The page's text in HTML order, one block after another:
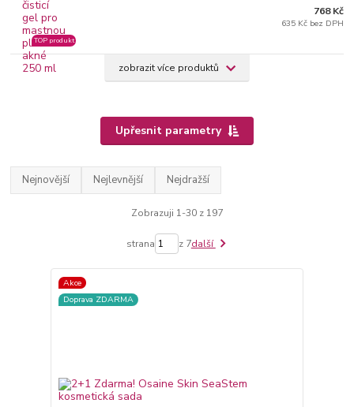
TOP produkt
768 Kč
635 Kč bez DPH
zobrazit více produktů
Upřesnit parametry
Nejnovější Nejlevnější Nejdražší
Zobrazuji 1-30 z 197
strana z 7další
Akce
Doprava ZDARMA